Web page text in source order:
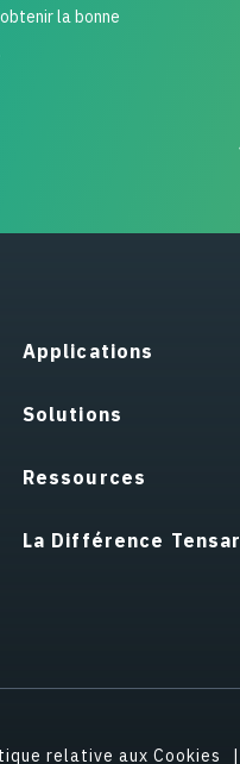
la bonne
Applications
Solutions
Ressources
La Différence Tensar
relative aux Cookies